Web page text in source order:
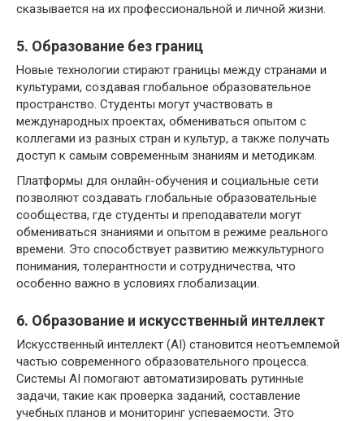
сказывается на их профессиональной и личной жизни.
5. Образование без границ
Новые технологии стирают границы между странами и
культурами, создавая глобальное образовательное
пространство. Студенты могут участвовать в
международных проектах, обмениваться опытом с
коллегами из разных стран и культур, а также получать
доступ к самым современным знаниям и методикам.
Платформы для онлайн-обучения и социальные сети
позволяют создавать глобальные образовательные
сообщества, где студенты и преподаватели могут
обмениваться знаниями и опытом в режиме реального
времени. Это способствует развитию межкультурного
понимания, толерантности и сотрудничества, что
особенно важно в условиях глобализации.
6. Образование и искусственный интеллект
Искусственный интеллект (AI) становится неотъемлемой
частью современного образовательного процесса.
Системы AI помогают автоматизировать рутинные
задачи, такие как проверка заданий, составление
учебных планов и мониторинг успеваемости. Это